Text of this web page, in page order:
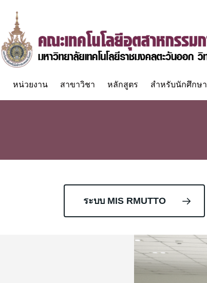
หน่วยงาน สาขาวิชา หลักสูตร สำหรับนักศึกษา
ระบบ MIS RMUTTO